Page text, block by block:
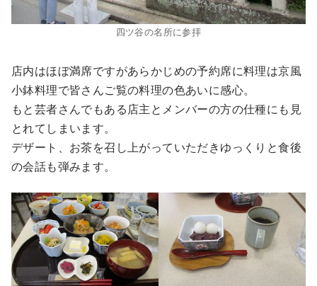
四ツ谷の名所に参拝
店内はほぼ満席ですがあらかじめの予約席に料理は京風
小鉢料理で皆さんご覧の料理の色あいに感心。
もと芸者さんでもある店主とメンバーの方の仕種にも見
とれてしまいます。
デザート、お茶を召し上がっていただきゆっくりと食後
の会話も弾みます。